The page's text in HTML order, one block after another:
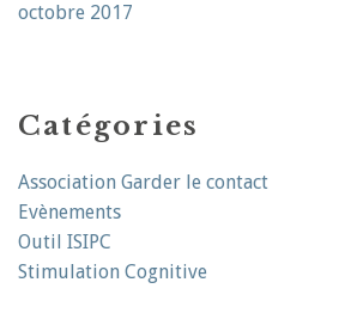
octobre 2017
Catégories
Association Garder le contact
Evènements
Outil ISIPC
Stimulation Cognitive